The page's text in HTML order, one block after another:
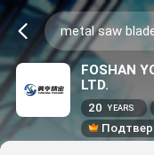
FOSHAN
LTD.
20 YEARS